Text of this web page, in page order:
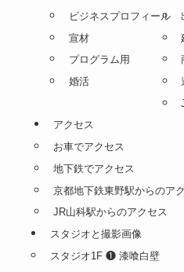
シニアフォト
男性成人式フォト
レンタル着物一覧
スナップ撮影一覧
ビジネスプロフィール
宣材
プログラム用
婚活
アクセス